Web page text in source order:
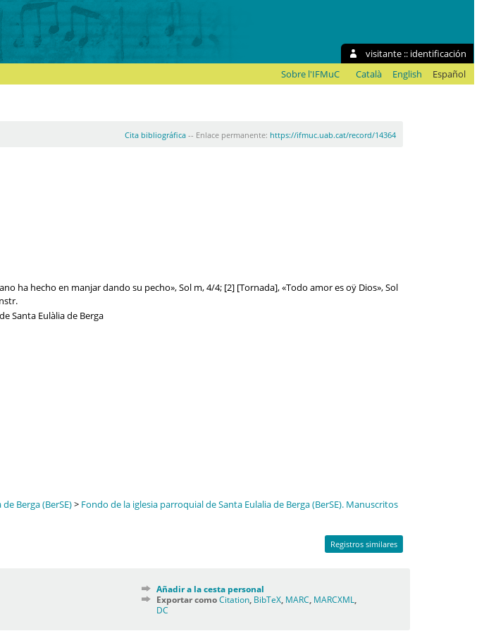
visitante :: identificación
Sobre l'IFMuC Català English Español
Cita bibliográfica-- Enlace permanente: https://ifmuc.uab.cat/record/14364
ha hecho en manjar dando su pecho», Sol m, 4/4; [2] [Tornada], «Todo amor es oÿ Dios», Sol
Santa Eulàlia de Berga
Berga (BerSE)> Fondo de la iglesia parroquial de Santa Eulalia de Berga (BerSE). Manuscritos
Registros similares
Añadir a la cesta personal
Exportar comoCitation BibTeX MARC MARCXML
DC